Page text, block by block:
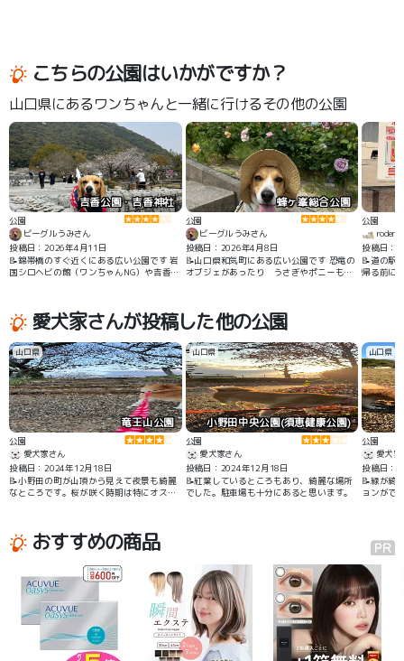
こちらの公園はいかがですか？
山口県にあるワンちゃんと一緒に行けるその他の公園
吉香公園・吉香神社
公園
ビーグルうみさん
投稿日：2026年4月11日
📝錦帯橋のすぐ近くにある広い公園です 岩
国シロヘビの館（ワンちゃんNG）や吉香神
蜂ヶ峯総合公園
公園
ビーグルうみさん
投稿日：2026年4月8日
📝山口県和気町にある広い公園です 恐竜の
オブジェがあったり うさぎやポニーもい
公園
投稿日：
📝道の駅
帰る前に
愛犬家さんが投稿した他の公園
山口県
竜王山公園
公園
愛犬家さん
投稿日：2024年12月18日
📝小野田の町が山頂から見えて夜景も綺麗
なところです。桜が咲く時期は特にオスス
山口県
小野田中央公園(須恵健康公園)
公園
愛犬家さん
投稿日：2024年12月18日
📝紅葉しているところもあり、綺麗な場所
でした。駐車場も十分にあると思います。
山口県
公園
愛犬家
投稿日：
📝緑が綺
ョンがで
おすすめの商品